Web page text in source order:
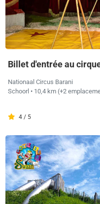
Billet d'entrée au
Nationaal Circus Barani
Schoorl • 10,4 km (+2
4 / 5